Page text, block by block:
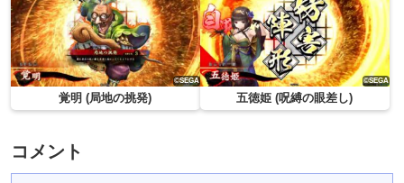
覚明 (局地の挑発) 五徳姫 (呪縛の眼差し)
コメント